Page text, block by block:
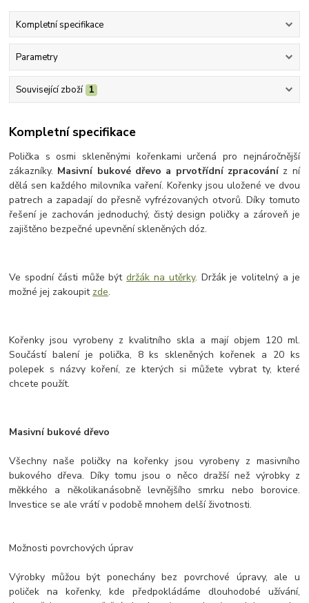
Kompletní specifikace
Parametry
Související zboží 1
Kompletní specifikace
Polička s osmi skleněnými kořenkami určená pro nejnáročnější
zákazníky. Masivní bukové dřevo a prvotřídní zpracováníz ní
dělá sen každého milovníka vaření. Kořenky jsou uložené ve dvou
patrech a zapadají do přesně vyfrézovaných otvorů. Díky tomuto
řešení je zachován jednoduchý, čistý design poličky a zároveň je
zajištěno bezpečné upevnění skleněných dóz.
Ve spodní části může býtdržák na utěrky. Držák je volitelný a je
možné jej zakoupit zde.
Kořenky jsou vyrobeny z kvalitního skla a mají objem 120 ml.
Součástí balení je polička, 8 ks skleněných kořenek a 20 ks
polepek s názvy koření, ze kterých si můžete vybrat ty, které
chcete použít.
Masivní bukové dřevo
Všechny naše poličky na kořenky jsou vyrobeny z masivního
bukového dřeva. Díky tomu jsou o něco dražší než výrobky z
měkkého a několikanásobně levnějšího smrku nebo borovice.
Investice se ale vrátí v podobě mnohem delší životnosti.
Možnosti povrchových úprav
Výrobky můžou být ponechány bez povrchové úpravy, ale u
poliček na kořenky, kde předpokládáme dlouhodobé užívání,